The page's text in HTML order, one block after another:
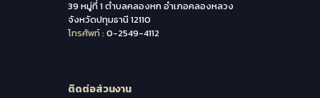
39 หมู่ที่ 1 ตำบลคลองหก อำเภอคลองหลวง
จังหวัดปทุมธานี 12110
โทรศัพท์ : 0-2549-4112
ติดต่อส่วนงาน